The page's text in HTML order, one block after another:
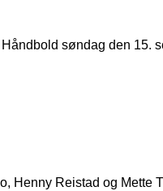
søndag den 15.
Henny Reistad og Mette